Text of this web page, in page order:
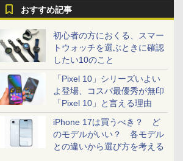
おすすめ記事
初心者の方におくる、スマー
トウォッチを選ぶときに確認
したい10のこと
「Pixel 10」シリーズいよい
よ登場、コスパ最優秀が無印
「Pixel 10」と言える理由
iPhone 17は買うべき？ ど
のモデルがいい？ 各モデル
との違いから選び方を考える